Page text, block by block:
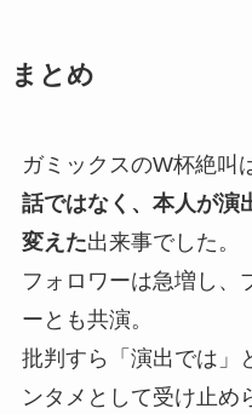
まとめ
ガミックスのW杯絶叫
話ではなく、本人が演
変えた出来事でした。
フォロワーは急増し、
ーとも共演。
批判すら「演出では」
ンタメとして受け止め